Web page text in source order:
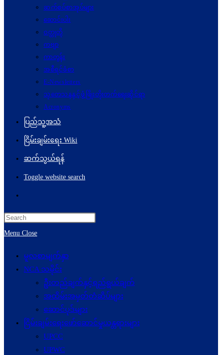
ဆက်စပ်စာအုပ်များ
ဆောင်းပါး
ဝတ္ထုတို
ကဗျာ
ကာတွန်း
အစီရင်ခံစာ
E-Newsletters
သုတေသနနှင့်ဖွံ့ဖြိုးတိုးတက်ရေးဆိုင်ရာ
Acronyms
ပြည်သူ့အသံ
ငြိမ်းချမ်းရေး Wiki
ဆက်သွယ်ရန်
Toggle website search
Menu Close
မူလစာမျက်နှာ
NCA သမိုင်း
ဦးတည်ချက်နှင့်ရည်ရွယ်ချက်
အထိမ်းအမှတ်တံဆိပ်များ
ဆောင်ပုဒ်များ
ငြိမ်းချမ်းရေးဖော်‌ဆောင်မှုယန္တရားများ
UPCC
UPWC